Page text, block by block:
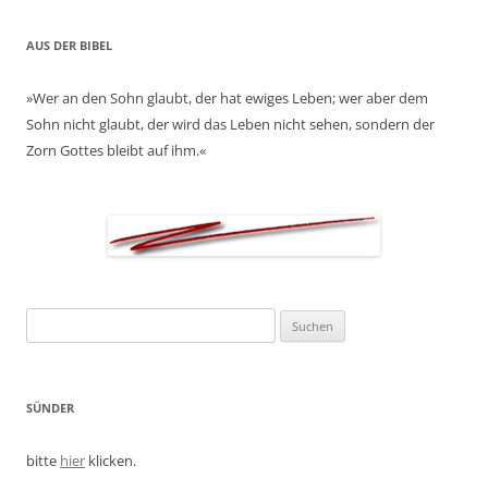
AUS DER BIBEL
»Wer an den Sohn glaubt, der hat ewiges Leben; wer aber dem
Sohn nicht glaubt, der wird das Leben nicht sehen, sondern der
Zorn Gottes bleibt auf ihm.«
nach:
SÜNDER
bitte hier klicken.